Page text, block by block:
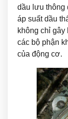
dầu lưu thông
áp suất dầu
không chỉ gây
các bộ phận
của động cơ.